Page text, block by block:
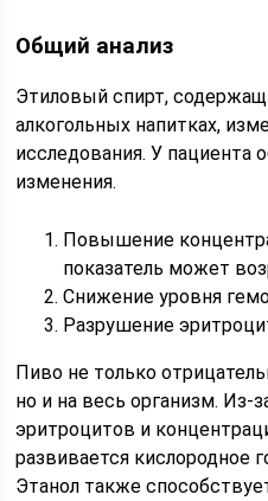
Общий анализ
Этиловый спирт,
алкогольных напитках,
исследования. У пациента
изменения.
Повышение
показатель может
Снижение уровня
Разрушение
Пиво не только
но и на весь организм. Из-
эритроцитов и
развивается кислородное
Этанол также